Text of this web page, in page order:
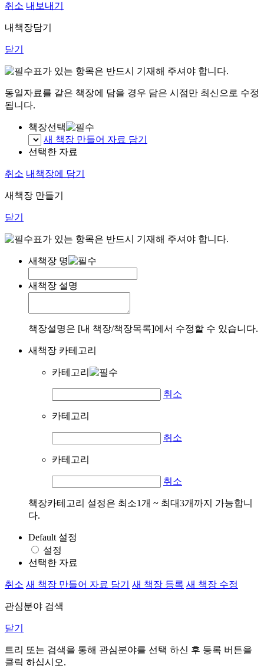
취소 내보내기
내책장담기
닫기
표가 있는 항목은 반드시 기재해 주셔야 합니다.
동일자료를 같은 책장에 담을 경우 담은 시점만 최신으로 수정
됩니다.
책장선택
새 책장 만들어 자료 담기
선택한 자료
취소 내책장에 담기
새책장 만들기
닫기
표가 있는 항목은 반드시 기재해 주셔야 합니다.
새책장 명
새책장 설명
책장설명은 [내 책장/책장목록]에서 수정할 수 있습니다.
새책장 카테고리
카테고리
취소
카테고리
취소
카테고리
취소
책장카테고리 설정은 최소1개 ~ 최대3개까지 가능합니
다.
Default 설정
설정
선택한 자료
취소 새 책장 만들어 자료 담기 새 책장 등록 새 책장 수정
관심분야 검색
닫기
트리 또는 검색을 통해 관심분야를 선택 하신 후 등록 버튼을
클릭 하십시오.